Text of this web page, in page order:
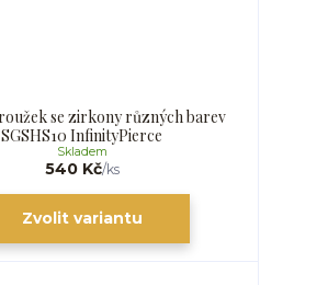
se zirkony různých barev
SGSHS10 InfinityPierce
540 Kč/ks
Skladem
Zvolit variantu